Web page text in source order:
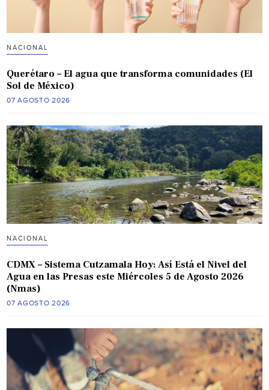
NACIONAL
Querétaro – El agua que transforma comunidades (El
Sol de México)
07 AGOSTO 2026
NACIONAL
CDMX – Sistema Cutzamala Hoy: Así Está el Nivel del
Agua en las Presas este Miércoles 5 de Agosto 2026
(Nmas)
07 AGOSTO 2026